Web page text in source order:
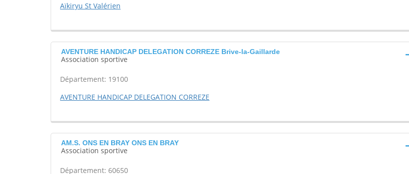
Aïkiryu St Valérien
AVENTURE HANDICAP DELEGATION CORREZE Brive-la-Gaillarde
Association sportive
Département: 19100
AVENTURE HANDICAP DELEGATION CORREZE
AM.S. ONS EN BRAY ONS EN BRAY
Association sportive
Département: 60650